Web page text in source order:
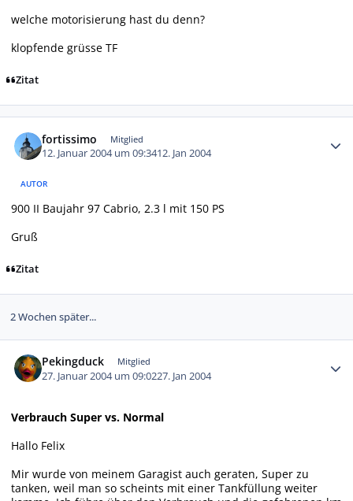
welche motorisierung hast du denn?
klopfende grüsse TF
Zitat
fortissimo Mitglied
12. Januar 2004 um 09:3412. Jan 2004
AUTOR
900 II Baujahr 97 Cabrio, 2.3 l mit 150 PS
Gruß
Zitat
2 Wochen später...
Pekingduck Mitglied
27. Januar 2004 um 09:0227. Jan 2004
Verbrauch Super vs. Normal
Hallo Felix
Mir wurde von meinem Garagist auch geraten, Super zu
tanken, weil man so scheints mit einer Tankfüllung weiter